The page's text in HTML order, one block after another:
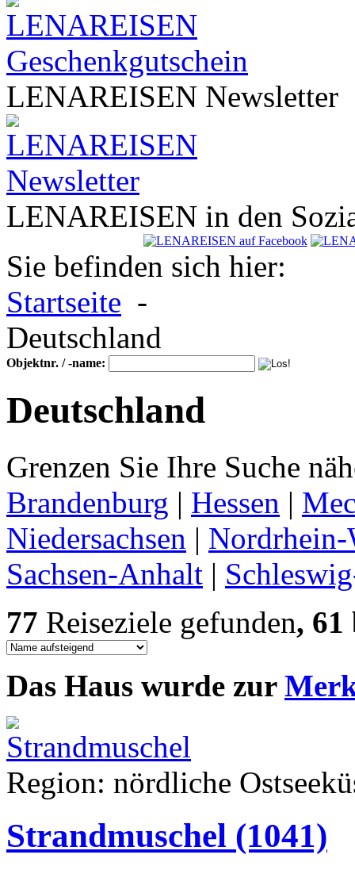
LENAREISEN Newsletter
LENAREISEN in den
Sie befinden sich hier:
Startseite -
Deutschland
Objektnr. / -name:
Deutschland
Grenzen Sie Ihre Suche
Brandenburg | Hessen |
Niedersachsen | Nordrhein-
Sachsen-Anhalt |
77 Reiseziele gefunden, 61
Das Haus wurde zur
Region: nördliche
Strandmuschel (1041)